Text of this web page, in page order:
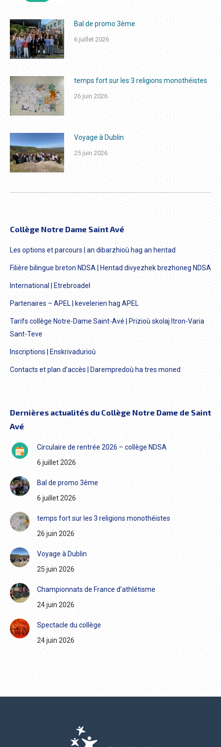
Bal de promo 3ème
6 juillet 2026
temps fort sur les 3 religions monothéistes
26 juin 2026
Voyage à Dublin
25 juin 2026
Collège Notre Dame Saint Avé
Les options et parcours | an dibarzhioù hag an hentad
Filière bilingue breton NDSA | Hentad divyezhek brezhoneg NDSA
International | Etrebroadel
Partenaires – APEL | kevelerien hag APEL
Tarifs collège Notre-Dame Saint-Avé | Prizioù skolaj Itron-Varia
Sant-Teve
Inscriptions | Enskrivadurioù
Contacts et plan d’accès | Darempredoù ha tres moned
Dernières actualités du Collège Notre Dame de Saint
Avé
Circulaire de rentrée 2026 – collège NDSA
6 juillet 2026
Bal de promo 3ème
6 juillet 2026
temps fort sur les 3 religions monothéistes
26 juin 2026
Voyage à Dublin
25 juin 2026
Championnats de France d’athlétisme
24 juin 2026
Spectacle du collège
24 juin 2026